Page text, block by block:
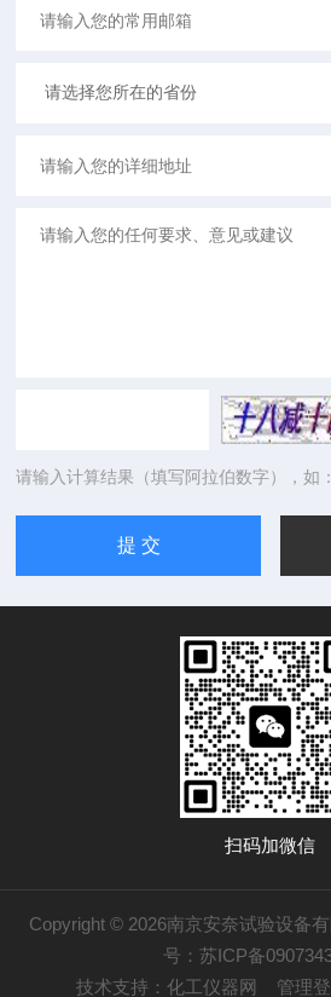
请输入计算结果（填写阿拉伯数字），如
扫码加微信
Copyright © 2026南京安奈试验设备
号：苏ICP备
技术支持： 化工仪器网 管理